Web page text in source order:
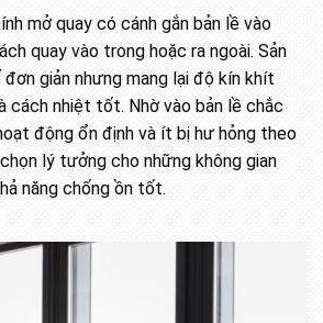
mở quay có cánh gắn bản lề vào
quay vào trong hoặc ra ngoài. Sản
giản nhưng mang lại độ kín khít
cách nhiệt tốt. Nhờ vào bản lề chắc
động ổn định và ít bị hư hỏng theo
lý tưởng cho những không gian
năng chống ồn tốt.